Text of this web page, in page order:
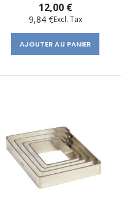
12,00 €
9,84 €
AJOUTER AU PANIER